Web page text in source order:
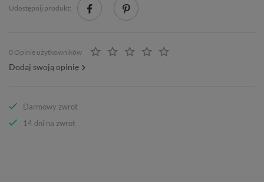
Udostępnij produkt:
0 Opinie użytkowników
Dodaj swoją opinię
Darmowy zwrot
14 dni na zwrot